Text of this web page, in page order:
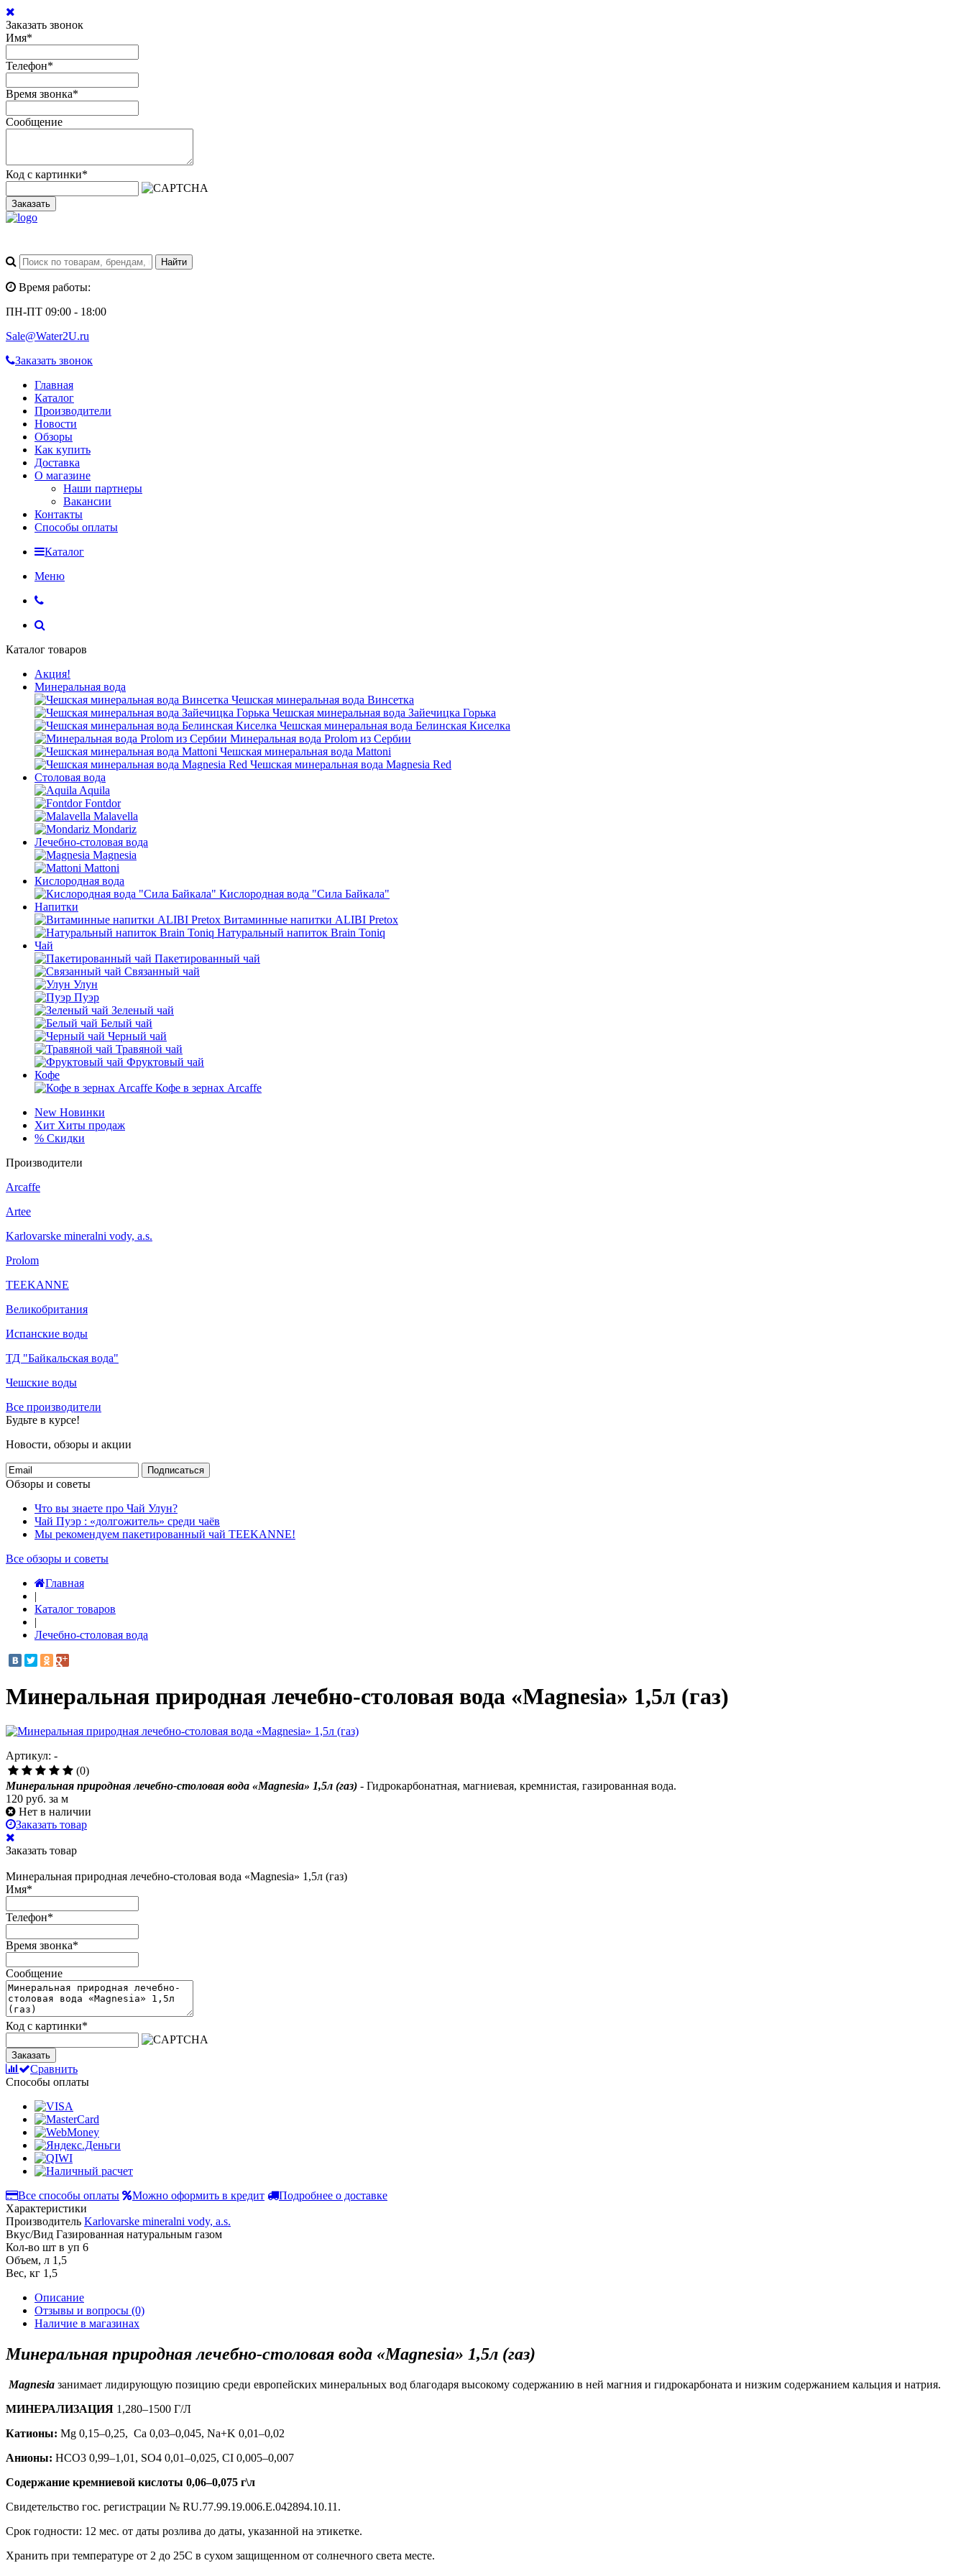
Заказать звонок
Имя*
Телефон*
Время звонка*
Сообщение
Код с картинки*
Заказать
Время работы:
ПН-ПТ 09:00 - 18:00
Sale@Water2U.ru
Заказать звонок
Главная
Каталог
Производители
Новости
Обзоры
Как купить
Доставка
О магазине
Наши партнеры
Вакансии
Контакты
Способы оплаты
Каталог
Меню
Каталог товаров
Акция!
Минеральная вода
Чешская минеральная вода Винсетка
Чешская минеральная вода Зайечицка Горька
Чешская минеральная вода Белинская Киселка
Минеральная вода Prolom из Сербии
Чешская минеральная вода Mattoni
Чешская минеральная вода Magnesia Red
Столовая вода
Aquila
Fontdor
Malavella
Mondariz
Лечебно-столовая вода
Magnesia
Mattoni
Кислородная вода
Кислородная вода "Сила Байкала"
Напитки
Витаминные напитки ALIBI Pretox
Натуральный напиток Brain Toniq
Чай
Пакетированный чай
Связанный чай
Улун
Пуэр
Зеленый чай
Белый чай
Черный чай
Травяной чай
Фруктовый чай
Кофе
Кофе в зернах Arcaffe
New Новинки
Хит Хиты продаж
% Скидки
Производители
Arcaffe
Artee
Karlovarske mineralni vody, a.s.
Prolom
TEEKANNE
Великобритания
Испанские воды
ТД "Байкальская вода"
Чешские воды
Все производители
Будьте в курсе!
Новости, обзоры и акции
Подписаться
Обзоры и советы
Что вы знаете про Чай Улун?
Чай Пуэр : «долгожитель» среди чаёв
Мы рекомендуем пакетированный чай TEEKANNE!
Все обзоры и советы
Главная
|
Каталог товаров
|
Лечебно-столовая вода
Минеральная природная лечебно-столовая вода «Magnesia» 1,5л (газ)
Артикул: -
(0)
Минеральная природная лечебно-столовая вода «Magnesia» 1,5л (газ) - Гидрокарбонатная, магниевая, кремнистая, газированная вода.
120 руб. за м
Нет в наличии
Заказать товар
Заказать товар
Минеральная природная лечебно-столовая вода «Magnesia» 1,5л (газ)
Имя*
Телефон*
Время звонка*
Сообщение
Код с картинки*
Заказать
Сравнить
Способы оплаты
Все способы оплаты Можно оформить в кредит
Подробнее о доставке
Характеристики
Производитель Karlovarske mineralni vody, a.s.
Вкус/Вид Газированная натуральным газом
Кол-во шт в уп 6
Объем, л 1,5
Вес, кг 1,5
Описание
Отзывы и вопросы (0)
Наличие в магазинах
Минеральная природная лечебно-столовая вода «Magnesia» 1,5л (газ)
Magnesia занимает лидирующую позицию среди европейских минеральных вод благодаря высокому содержанию в ней магния и гидрокарбоната и низким содержанием кальция и натрия.
МИНЕРАЛИЗАЦИЯ 1,280–1500 Г/Л
Катионы: Mg 0,15–0,25, Ca 0,03–0,045, Na+K 0,01–0,02
Анионы: HCO3 0,99–1,01, SO4 0,01–0,025, CI 0,005–0,007
Содержание кремниевой кислоты 0,06–0,075 г\л
Свидетельство гос. регистрации № RU.77.99.19.006.E.042894.10.11.
Срок годности: 12 мес. от даты розлива до даты, указанной на этикетке.
Хранить при температуре от 2 до 25С в сухом защищенном от солнечного света месте.